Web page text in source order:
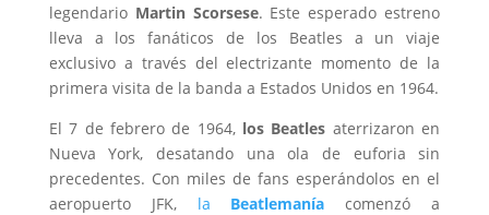
legendario Martin Scorsese. Este esperado estreno
lleva a los fanáticos de los Beatles a un viaje
exclusivo a través del electrizante momento de la
primera visita de la banda a Estados Unidos en 1964.
El 7 de febrero de 1964, los Beatles aterrizaron en
Nueva York, desatando una ola de euforia sin
precedentes. Con miles de fans esperándolos en el
aeropuerto JFK,la Beatlemanía comenzó a